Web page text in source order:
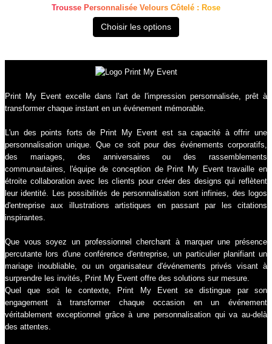
Trousse Personnalisée Velours Côtelé : Rose
Choisir les options
Print My Event excelle dans l'art de l'impression personnalisée, prêt à
transformer chaque instant en un événement mémorable.
L'un des points forts de Print My Event est sa capacité à offrir une
personnalisation unique. Que ce soit pour des événements corporatifs,
des mariages, des anniversaires ou des rassemblements
communautaires, l'équipe de conception de Print My Event travaille en
étroite collaboration avec les clients pour créer des designs qui reflètent
leur identité. Les possibilités de personnalisation sont infinies, des logos
d'entreprise aux illustrations artistiques en passant par les citations
inspirantes.
Que vous soyez un professionnel cherchant à marquer une présence
percutante lors d'une conférence d'entreprise, un particulier planifiant un
mariage inoubliable, ou un organisateur d'événements privés visant à
surprendre les invités, Print My Event offre des solutions sur mesure.
Quel que soit le contexte, Print My Event se distingue par son
engagement à transformer chaque occasion en un événement
véritablement exceptionnel grâce à une personnalisation qui va au-delà
des attentes.